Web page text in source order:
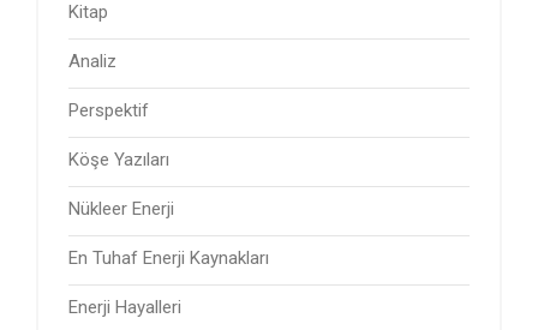
Kitap
Analiz
Perspektif
Köşe Yazıları
Nükleer Enerji
En Tuhaf Enerji Kaynakları
Enerji Hayalleri